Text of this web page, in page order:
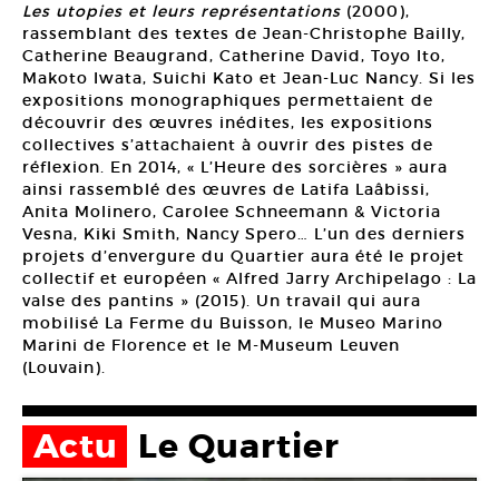
Les utopies et leurs représentations (2000),
rassemblant des textes de Jean-Christophe Bailly,
Catherine Beaugrand, Catherine David, Toyo Ito,
Makoto Iwata, Suichi Kato et Jean-Luc Nancy. Si les
expositions monographiques permettaient de
découvrir des œuvres inédites, les expositions
collectives s’attachaient à ouvrir des pistes de
réflexion. En 2014, « L’Heure des sorcières » aura
ainsi rassemblé des œuvres de Latifa Laâbissi,
Anita Molinero, Carolee Schneemann & Victoria
Vesna, Kiki Smith, Nancy Spero… L’un des derniers
projets d’envergure du Quartier aura été le projet
collectif et européen « Alfred Jarry Archipelago : La
valse des pantins » (2015). Un travail qui aura
mobilisé La Ferme du Buisson, le Museo Marino
Marini de Florence et le M-Museum Leuven
(Louvain).
Actu Le Quartier